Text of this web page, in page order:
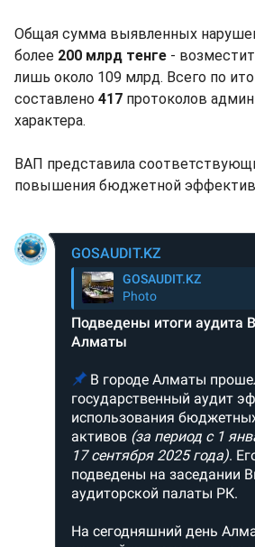
Общая сумма выявленных
более 200 млрд тенге -
лишь около 109 млрд. Всего по
составлено 417 протоколов
характера.
ВАП представила
повышения бюджетной